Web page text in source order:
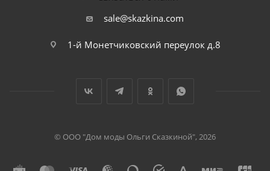
sale@skazkina.com
1-й Монетчиковский переулок д.8
© ООО "Дом моды Ольги Сказкиной", 2026